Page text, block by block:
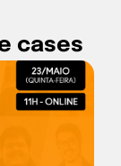
cases